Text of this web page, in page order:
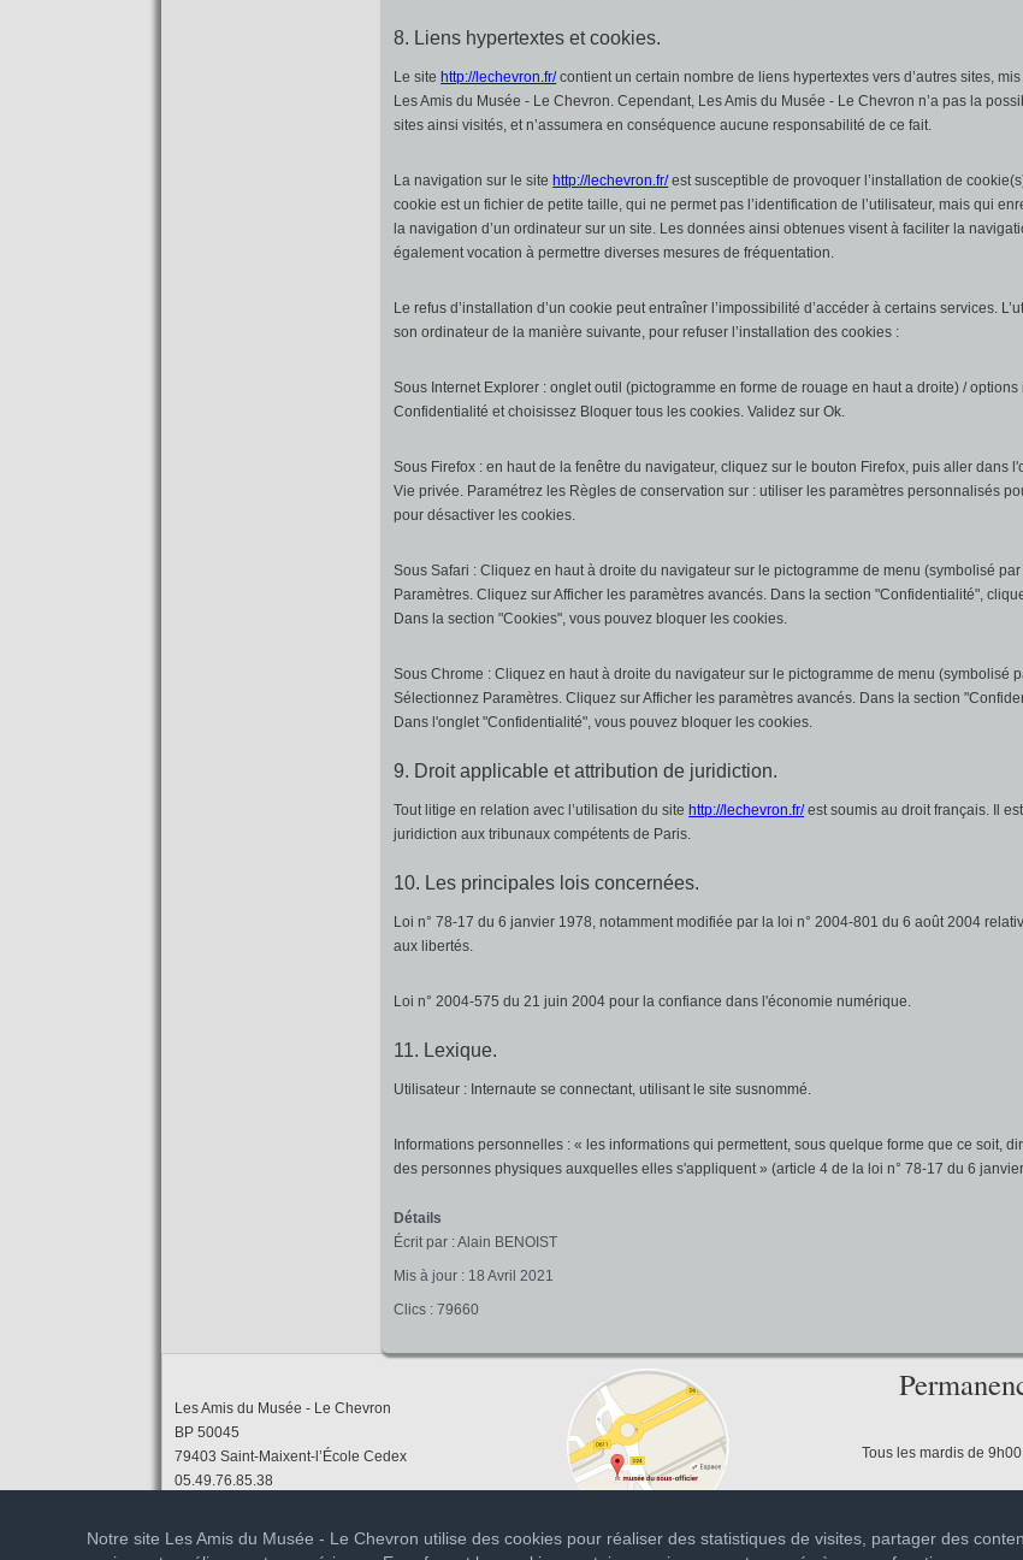
8. Liens hypertextes et cookies.
Le sitehttp://lechevron.fr/contient un certain nombre de liens hypertextes vers d’autres sites,
Les Amis du Musée - Le Chevron. Cependant, Les Amis du Musée - Le Chevron n’a pas la
sites ainsi visités, et n’assumera en conséquence aucune responsabilité de ce fait.
La navigation sur le sitehttp://lechevron.fr/est susceptible de provoquer l’installation de
cookie est un fichier de petite taille, qui ne permet pas l’identification de l’utilisateur, mais qui
la navigation d’un ordinateur sur un site. Les données ainsi obtenues visent à faciliter la
également vocation à permettre diverses mesures de fréquentation.
Le refus d’installation d’un cookie peut entraîner l’impossibilité d’accéder à certains services.
son ordinateur de la manière suivante, pour refuser l’installation des cookies :
Sous Internet Explorer : onglet outil (pictogramme en forme de rouage en haut a droite) /
Confidentialité et choisissez Bloquer tous les cookies. Validez sur Ok.
Sous Firefox : en haut de la fenêtre du navigateur, cliquez sur le bouton Firefox, puis aller dans
Vie privée. Paramétrez les Règles de conservation sur : utiliser les paramètres personnalisés
pour désactiver les cookies.
Sous Safari : Cliquez en haut à droite du navigateur sur le pictogramme de menu (symbolisé
Paramètres. Cliquez sur Afficher les paramètres avancés. Dans la section "Confidentialité",
Dans la section "Cookies", vous pouvez bloquer les cookies.
Sous Chrome : Cliquez en haut à droite du navigateur sur le pictogramme de menu (symbolisé
Sélectionnez Paramètres. Cliquez sur Afficher les paramètres avancés. Dans la section
Dans l'onglet "Confidentialité", vous pouvez bloquer les cookies.
9. Droit applicable et attribution de juridiction.
Tout litige en relation avec l’utilisation du sitehttp://lechevron.fr/est soumis au droit français. Il
juridiction aux tribunaux compétents de Paris.
10. Les principales lois concernées.
Loi n° 78-17 du 6 janvier 1978, notamment modifiée par la loi n° 2004-801 du 6 août 2004
aux libertés.
Loi n° 2004-575 du 21 juin 2004 pour la confiance dans l'économie numérique.
11. Lexique.
Utilisateur : Internaute se connectant, utilisant le site susnommé.
Informations personnelles : « les informations qui permettent, sous quelque forme que ce soit,
des personnes physiques auxquelles elles s'appliquent » (article 4 de la loi n° 78-17 du 6
Détails
Écrit par :Alain BENOIST
Mis à jour : 18 Avril 2021
Clics : 79660
Les Amis du Musée - Le Chevron
BP 50045
79403 Saint-Maixent-l’École Cedex
05.49.76.85.38
Tous les mardis de
Notre site Les Amis du Musée - Le Chevron utilise des cookies pour réaliser des statistiques de visites, partager des